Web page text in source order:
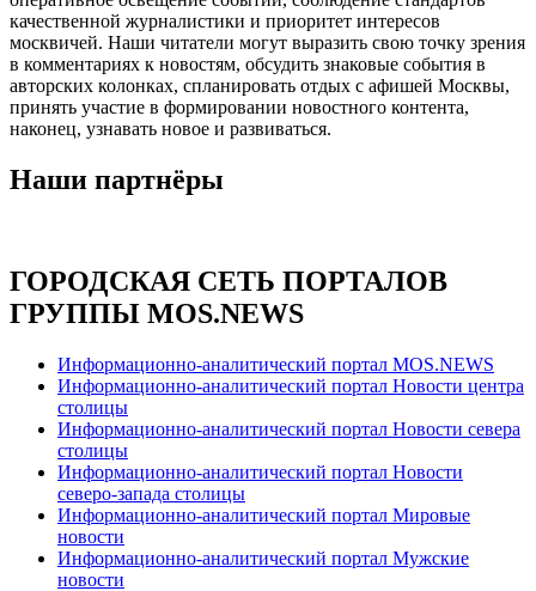
качественной журналистики и приоритет интересов
москвичей. Наши читатели могут выразить свою точку зрения
в комментариях к новостям, обсудить знаковые события в
авторских колонках, спланировать отдых с афишей Москвы,
принять участие в формировании новостного контента,
наконец, узнавать новое и развиваться.
Наши партнёры
ГОРОДСКАЯ СЕТЬ ПОРТАЛОВ
ГРУППЫ MOS.NEWS
Информационно-аналитический портал MOS.NEWS
Информационно-аналитический портал Новости центра
столицы
Информационно-аналитический портал Новости севера
столицы
Информационно-аналитический портал Новости
северо-запада столицы
Информационно-аналитический портал Мировые
новости
Информационно-аналитический портал Мужские
новости